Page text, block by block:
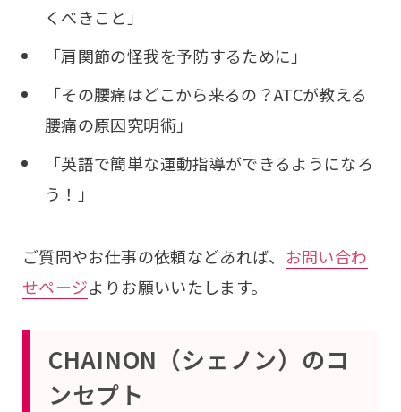
くべきこと」
「肩関節の怪我を予防するために」
「その腰痛はどこから来るの？ATCが教える
腰痛の原因究明術」
「英語で簡単な運動指導ができるようになろ
う！」
ご質問やお仕事の依頼などあれば、 お問い合わ
せページよりお願いいたします。
CHAINON（シェノン）のコ
ンセプト